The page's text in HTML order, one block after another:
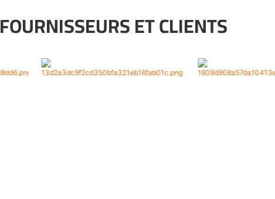
FOURNISSEURS ET CLIENTS